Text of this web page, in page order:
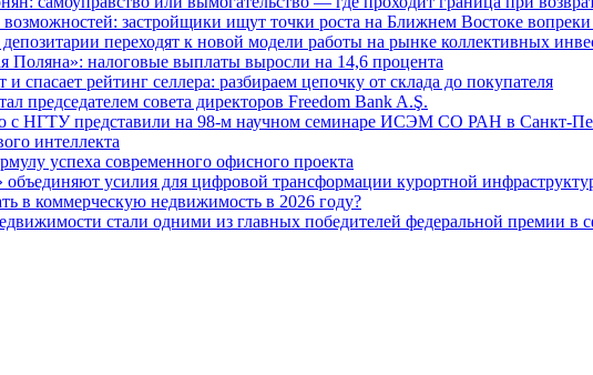
застройщики ищут точки роста на Ближнем Востоке вопреки
переходят к новой модели работы на рынке коллективных
Поляна»: налоговые выплаты выросли на 14,6 процента
и спасает рейтинг селлера: разбираем цепочку от склада до покупателя
председателем совета директоров Freedom Bank A.Ş.
НГТУ представили на 98-м научном семинаре ИСЭМ СО РАН в Санкт-
интеллекта
успеха современного офисного проекта
усилия для цифровой трансформации курортной
в коммерческую недвижимость в 2026 году?
стали одними из главных победителей федеральной премии в